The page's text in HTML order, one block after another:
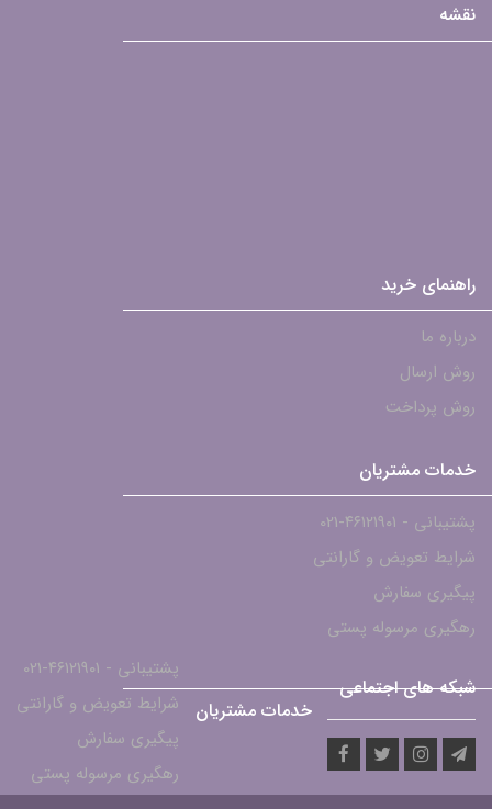
نقشه
راهنمای خرید
درباره ما
روش ارسال
روش پرداخت
خدمات مشتریان
پشتیبانی - ۴۶۱۲۱۹۰۱-021
شرایط تعویض و گارانتی
پیگیری سفارش
رهگیری مرسوله پستی
شبکه های اجتماعی
خدمات مشتریان
پشتیبانی - ۴۶۱۲۱۹۰۱-021
شرایط تعویض و گارانتی
پیگیری سفارش
رهگیری مرسوله پستی